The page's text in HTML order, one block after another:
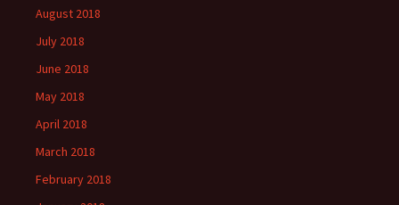
August 2018
July 2018
June 2018
May 2018
April 2018
March 2018
February 2018